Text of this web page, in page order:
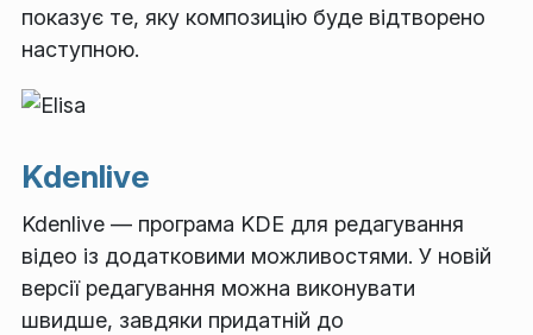
показує те, яку композицію буде відтворено
наступною.
Kdenlive
Kdenlive — програма KDE для редагування
відео із додатковими можливостями. У новій
версії редагування можна виконувати
швидше, завдяки придатній до